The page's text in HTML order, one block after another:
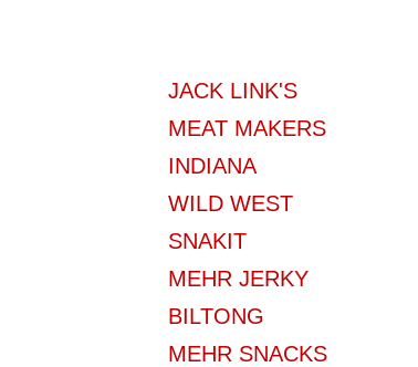
JACK LINK'S
MEAT MAKERS
INDIANA
WILD WEST
SNAKIT
MEHR JERKY
BILTONG
MEHR SNACKS